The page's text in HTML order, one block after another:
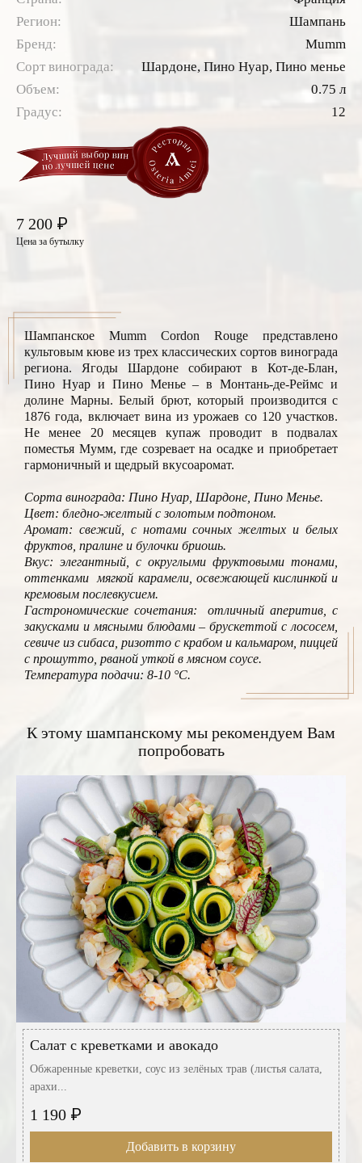
Регион:
Шампань
Бренд:
Mumm
Сорт винограда:
Шардоне, Пино Нуар, Пино менье
Объем:
0.75 л
Градус:
12
7 200 ₽
Цена за бутылку
Шампанское Mumm Cordon Rouge представлено
культовым кюве из трех классических сортов винограда
региона. Ягоды Шардоне собирают в Кот-де-Блан,
Пино Нуар и Пино Менье – в Монтань-де-Реймс и
долине Марны. Белый брют, который производится с
1876 года, включает вина из урожаев со 120 участков.
Не менее 20 месяцев купаж проводит в подвалах
поместья Мумм, где созревает на осадке и приобретает
гармоничный и щедрый вкусоаромат.
Сорта винограда: Пино Нуар, Шардоне, Пино Менье.
Цвет: бледно-желтый с золотым подтоном.
Аромат: свежий, с нотами сочных желтых и белых
фруктов, пралине и булочки бриошь.
Вкус: элегантный, с округлыми фруктовыми тонами,
оттенками мягкой карамели, освежающей кислинкой и
кремовым послевкусием.
Гастрономические сочетания: отличный аперитив, с
закусками и мясными блюдами – брускеттой с лососем,
севиче из сибаса, ризотто с крабом и кальмаром, пиццей
с прошутто, рваной уткой в мясном соусе.
Температура подачи: 8-10 °С.
К этому шампанскому мы рекомендуем Вам
попробовать
Салат с креветками и авокадо
Обжаренные креветки, соус из зелёных трав (листья салата,
арахи...
1 190 ₽
Добавить в корзину